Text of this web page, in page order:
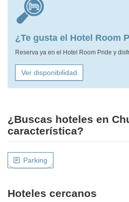
¿Te gusta el Hotel Room
Reserva ya en el Hotel Room Pride y
Ver disponibilidad
¿Buscas hoteles en
característica?
Parking
Hoteles cercanos